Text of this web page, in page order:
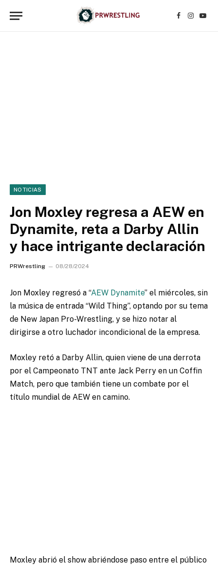
Facebook
NOTICIAS
Jon Moxley regresa a AEW en
Dynamite, reta a Darby Allin
y hace intrigante declaración
PRWrestling 08/28/2024
Jon Moxley regresó a “AEW Dynamite” el miércoles, sin
la música de entrada “Wild Thing”, optando por su tema
de New Japan Pro-Wrestling, y se hizo notar al
dirigirse a otro luchador incondicional de la empresa.
Moxley retó a Darby Allin, quien viene de una derrota
por el Campeonato TNT ante Jack Perry en un Coffin
Match, pero que también tiene un combate por el
título mundial de AEW en camino.
Moxley abrió el show abriéndose paso entre el público